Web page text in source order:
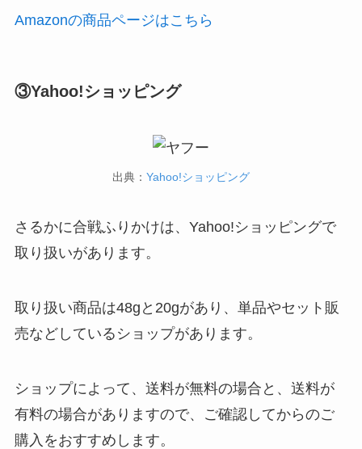
Amazonの商品ページはこちら
③Yahoo!ショッピング
出典： Yahoo!ショッピング
さるかに合戦ふりかけは、Yahoo!ショッピングで
取り扱いがあります。
取り扱い商品は48gと20gがあり、単品やセット販
売などしているショップがあります。
ショップによって、送料が無料の場合と、送料が
有料の場合がありますので、ご確認してからのご
購入をおすすめします。